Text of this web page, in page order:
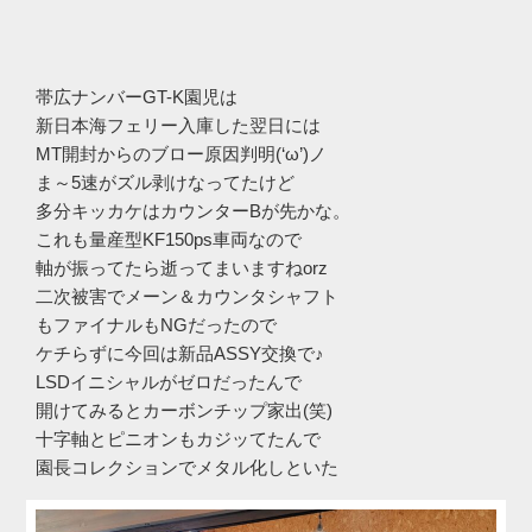
帯広ナンバーGT-K園児は
新日本海フェリー入庫した翌日には
MT開封からのブロー原因判明(‘ω’)ノ
ま～5速がズル剥けなってたけど
多分キッカケはカウンターBが先かな。
これも量産型KF150ps車両なので
軸が振ってたら逝ってまいますねorz
二次被害でメーン＆カウンタシャフト
もファイナルもNGだったので
ケチらずに今回は新品ASSY交換で♪
LSDイニシャルがゼロだったんで
開けてみるとカーボンチップ家出(笑)
十字軸とピニオンもカジッてたんで
園長コレクションでメタル化しといた